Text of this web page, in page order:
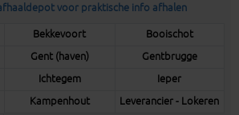
voor praktische info afhalen
Bekkevoort
Booischot
Gent (haven)
Gentbrugge
Ichtegem
Ieper
Kampenhout
Leverancier - Lokeren